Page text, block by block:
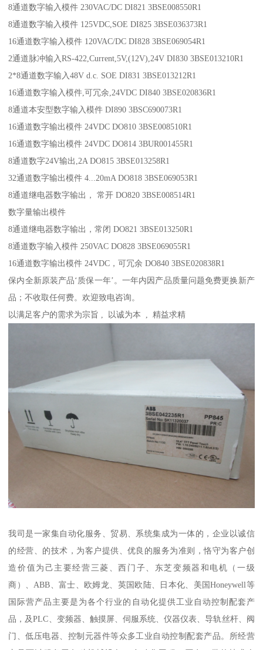
8通道数字输入模件 230VAC/DC DI821 3BSE008550R1
8通道数字输入模件 125VDC,SOE DI825 3BSE036373R1
16通道数字输入模件 120VAC/DC DI828 3BSE069054R1
2通道脉冲输入RS-422,Current,5V,(12V),24V DI830 3BSE013210R1
2*8通道数字输入48V d.c. SOE DI831 3BSE013212R1
16通道数字输入模件,可冗余,24VDC DI840 3BSE020836R1
8通道本安型数字输入模件 DI890 3BSC690073R1
16通道数字输出模件 24VDC DO810 3BSE008510R1
16通道数字输出模件 24VDC DO814 3BUR001455R1
8通道数字24V输出,2A DO815 3BSE013258R1
32通道数字输出模件 4...20mA DO818 3BSE069053R1
8通道继电器数字输出， 常开 DO820 3BSE008514R1
数字量输出模件
8通道继电器数字输出，常闭 DO821 3BSE013250R1
8通道数字输入模件 250VAC DO828 3BSE069055R1
16通道数字输出模件 24VDC，可冗余 DO840 3BSE020838R1
保内全新原装产品‘质保一年’。一年内因产品质量问题免费更换新产
品；不收取任何费。欢迎致电咨询。
以满足客户的需求为宗旨 , 以诚为本 , 精益求精
我司是一家集自动化服务、贸易、系统集成为一体的，企业以诚信
的经营、的技术，为客户提供、优良的服务为准则，恪守为客户创
造价值为己主要经营三菱、西门子、东芝变频器和电机（一级
商）、ABB、富士、欧姆龙、英国欧陆、日本化、美国Honeywell等
国际营产品主要是为各个行业的自动化提供工业自动控制配套产
品，及PLC、变频器、触摸屏、伺服系统、仪器仪表、导轨丝杆、阀
门、低压电器、控制元器件等众多工业自动控制配套产品。所经营